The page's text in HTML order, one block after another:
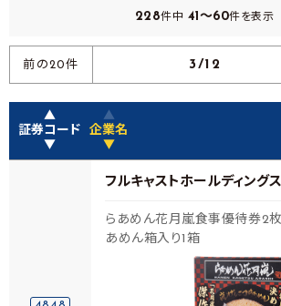
228件中 41～60件を表示
前の20件 3/12
▲
証券コード
▼
▲
企業名
▼
フルキャストホールディングス
らあめん花月嵐食事優待券2
あめん箱入り1箱